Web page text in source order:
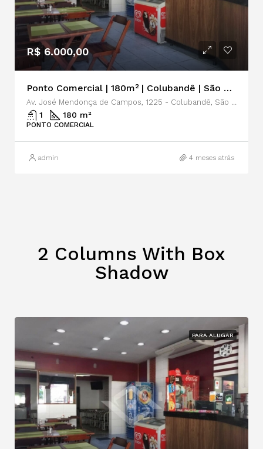
R$ 6.000,00
Ponto Comercial | 180m² | Colubandê | São Gonçalo | Locação
1 180 m²
PONTO COMERCIAL
admin 4 meses atrás
2 Columns With Box
Shadow
PARA ALUGAR